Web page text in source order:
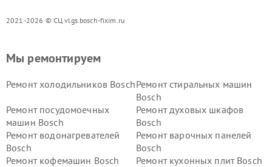
2021-2026 © СЦ vlgs.bosch-fixim.ru
Мы ремонтируем
Ремонт холодильников BoschРемонт стиральных машин
Bosch
Ремонт посудомоечных
машин Bosch
Ремонт духовых шкафов
Bosch
Ремонт водонагревателей
Bosch
Ремонт варочных панелей
Bosch
Ремонт кофемашин Bosch
Ремонт кухонных плит Bosch